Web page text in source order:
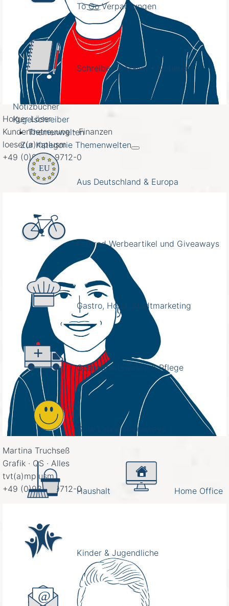
To Go Verpackungen
Schreiben • Malen • Notieren
Notizbücher
Kugelschreiber
Themenwelten
Zur Kategorie Themenwelten
Aus Deutschland & Europa
Fahrrad Werbeartikel und Giveaways
Gastro, Hotel, Stadtmarketing
Gesundheitswesen & Pflege
Gute Laune Giveaways
Haushalt Home Office
Kinder & Jugendliche
Holger Löser
Kundenbetreuung - Finanzen
loeser(a)mplusm
+49 (0)9325 9712-0
Martina Truchseß
Grafik · QS · Alles
tvt(a)mplusm
+49 (0)9325 9712-0